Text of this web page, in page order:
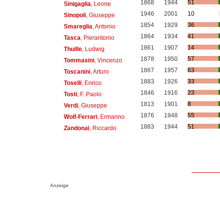
Sinigaglia , Leone 1868 1944
51
Sinopoli, Giuseppe 1946 2001
10
Smareglia , Antonio 1854 1929
36
Tasca , Pierantonio 1864 1934
41
Thuille, Ludwig 1861 1907
14
Tommasini, Vincenzo 1878 1950
57
Toscanini, Arturo 1867 1957
63
Toselli, Enrico 1883 1926
33
Tosti, F. Paolo 1846 1916
23
Verdi, Giuseppe 1813 1901
8
Wolf-Ferrari, Ermanno 1876 1948
55
Zandonai, Riccardo 1883 1944 51
Anzeige